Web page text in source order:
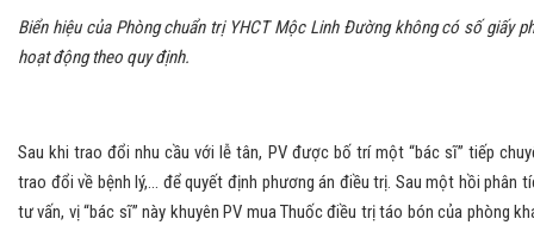
Biển hiệu của Phòng chuẩn trị YHCT Mộc Linh Đường không có số giấy
hoạt động theo quy định.
Sau khi trao đổi nhu cầu với lễ tân, PV được bố trí một “bác sĩ” tiếp
trao đổi về bệnh lý,... để quyết định phương án điều trị. Sau một hồi phân
tư vấn, vị “bác sĩ” này khuyên PV mua Thuốc điều trị táo bón của phòng